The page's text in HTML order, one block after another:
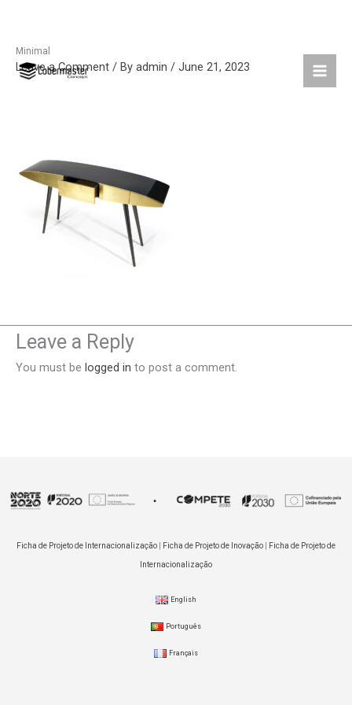
SkipMinimal
Leave a Comment / By admin / June 21, 2023
Leave a Reply
You must be logged in to post a comment.
Ficha de Projeto de Internacionalização Ficha de Projeto de Inovação Ficha de Projeto de
Internacionalização
English
Português
Français